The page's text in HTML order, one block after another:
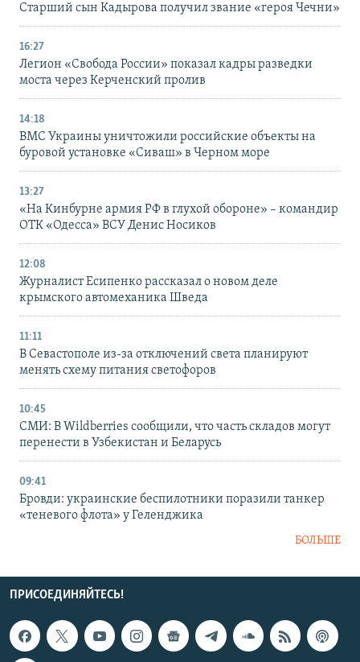
Старший сын Кадырова получил звание «героя Чечни»
16:27
Легион «Свобода России» показал кадры разведки
моста через Керченский пролив
14:18
ВМС Украины уничтожили российские объекты на
буровой установке «Сиваш» в Черном море
13:27
«На Кинбурне армия РФ в глухой обороне» – командир
ОТК «Одесса» ВСУ Денис Носиков
12:08
Журналист Есипенко рассказал о новом деле
крымского автомеханика Шведа
11:11
В Севастополе из-за отключений света планируют
менять схему питания светофоров
10:45
СМИ: В Wildberries сообщили, что часть складов могут
перенести в Узбекистан и Беларусь
09:41
Бровди: украинские беспилотники поразили танкер
«теневого флота» у Геленджика
БОЛЬШЕ
ПРИСОЕДИНЯЙТЕСЬ!